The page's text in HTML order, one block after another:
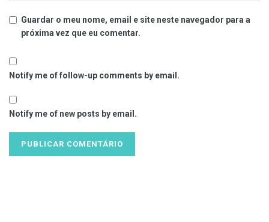
Guardar o meu nome, email e site neste navegador para a
próxima vez que eu comentar.
Notify me of follow-up comments by email.
Notify me of new posts by email.